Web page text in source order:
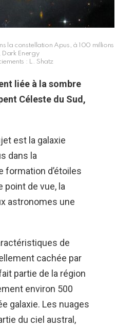
la constellation Apus, à 100 millions
Energy
: L. Shatz
liée à la sombre
Céleste du Sud,
est la galaxie
dans la
formation d’étoiles
point de vue, la
astronomes une
de
cachée par
partie de la région
environ 500
galaxie. Les nuages
du ciel austral,